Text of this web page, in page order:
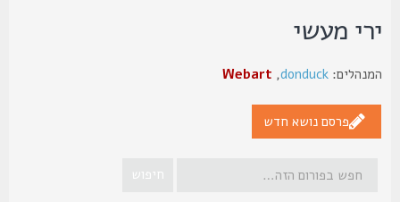
מעשי
donduck
,
Webart
פרסם נושא חדש